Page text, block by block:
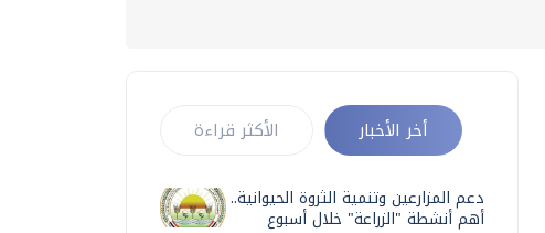
أخر الأخبار الأكثر قراءة
دعم المزارعين وتنمية الثروة الحيوانية..
أهم أنشطة "الزراعة" خلال أسبوع